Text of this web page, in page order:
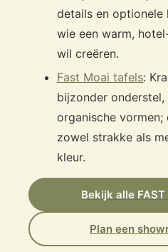
details en optionele
wie een warm,
wil creëren.
Fast Moai tafels:
bijzonder
organische
zowel strakke als
kleur.
Bekijk alle
Plan een